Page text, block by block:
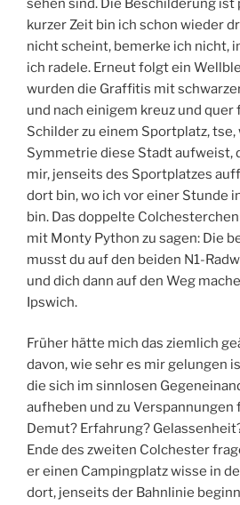
sehen sind. Die Beschilderung ist
kurzer Zeit bin ich schon wieder
nicht scheint, bemerke ich nicht,
ich radele. Erneut folgt ein
wurden die Graffitis mit
und nach einigem kreuz und quer
Schilder zu einem Sportplatz,
Symmetrie diese Stadt aufweist,
mir, jenseits des Sportplatzes
dort bin, wo ich vor einer Stunde
bin. Das doppelte Colchesterchen
mit Monty Python zu sagen: Die
musst du auf den beiden N1-
und dich dann auf den Weg
Ipswich.
Früher hätte mich das ziemlich
davon, wie sehr es mir gelungen
die sich im sinnlosen
aufheben und zu Verspannungen
Demut? Erfahrung?
Ende des zweiten Colchester
er einen Campingplatz wisse in
dort, jenseits der Bahnlinie